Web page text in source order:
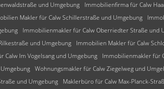
und Umgebung Immobilienfirma für Calw
Makler für Calw Schillerstraße und Umgebung
Immobilienmakler für Calw Oberriedter Straße und
und Umgebung Immobilien Makler für Calw
Calw Im Vogelsang und Umgebung Immobilienmakler für
Wohnungsmakler für Calw Ziegelweg und
und Umgebung Maklerbüro für Calw Max-Planck-